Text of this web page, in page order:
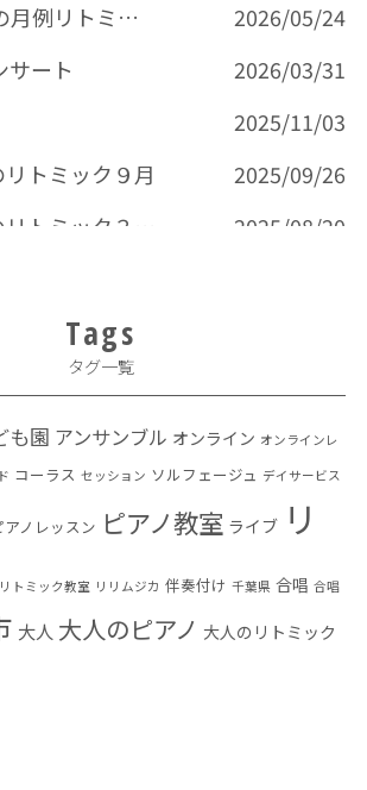
2026年度最初の月例リトミック
2026/05/24
ート
2026/03/31
2025/11/03
トミック９月
2025/09/26
2025/08/20
Tags
タグ一覧
も園 アンサンブル オンライン オンラインレ
コーラス セッション ソルフェージュ デイサービス
アノレッスン ピアノ教室 ライブ リ
リトミック教室 リリムジカ 伴奏付け 千葉県 合唱 合唱
大人 大人のピアノ 大人のリトミック